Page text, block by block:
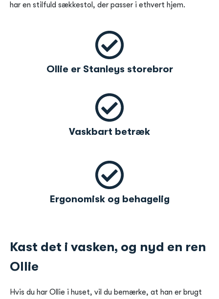
har en stilfuld sækkestol, der passer i ethvert hjem.
Ollie er Stanleys storebror
Vaskbart betræk
Ergonomisk og behagelig
Kast det i vasken, og nyd en ren
Ollie
Hvis du har Ollie i huset, vil du bemærke, at han er brugt